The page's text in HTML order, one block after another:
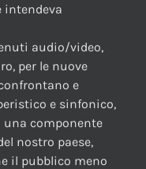
intendeva
audio/video,
per le nuove
e
e sinfonico,
una componente
nostro paese,
il pubblico meno